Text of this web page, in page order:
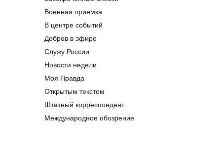
Военная приемка
В центре событий
Добров в эфире
Служу России
Новости недели
Моя Правда
Открытым текстом
Штатный корреспондент
Международное обозрение